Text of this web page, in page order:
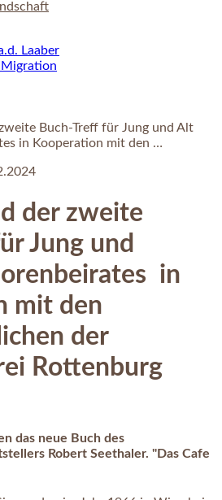
Laaber
Migration
Buch-Treff für Jung und Alt
in Kooperation mit den …
der zweite
Jung und
in
mit den
der
Rottenburg
das neue Buch des
Robert Seethaler. "Das Cafe